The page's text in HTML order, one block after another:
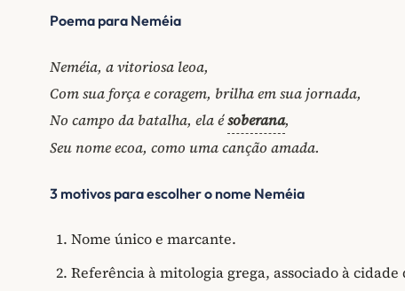
Poema para Neméia
Neméia, a vitoriosa leoa,
Com sua força e coragem, brilha em sua jornada,
No campo da batalha, ela ésoberana,
Seu nome ecoa, como uma canção amada.
3 motivos para escolher o nome Neméia
Nome único e marcante.
Referência à mitologia grega, associado à